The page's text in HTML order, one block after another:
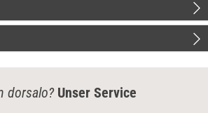
dorsalo? Unser Service